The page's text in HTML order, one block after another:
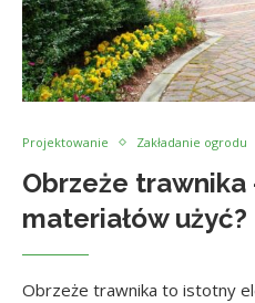
Projektowanie Zakładanie ogrodu
Obrzeże trawnika
materiałów użyć?
Obrzeże trawnika to istotny